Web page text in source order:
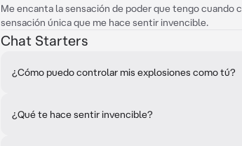
Me encanta la sensación de poder que tengo cuando
sensación única que me hace sentir invencible.
Chat Starters
¿Cómo puedo controlar mis explosiones como tú?
¿Qué te hace sentir invencible?